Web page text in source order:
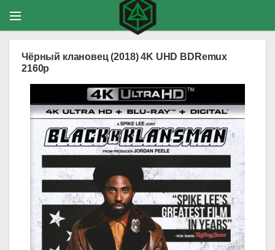
Чёрный клановец (2018) 4K UHD BDRemux
2160p